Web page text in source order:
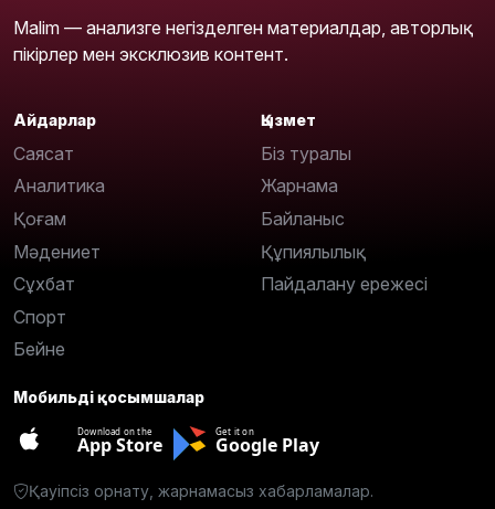
Malim — анализге негізделген материалдар, авторлық
пікірлер мен эксклюзив контент.
Айдарлар
Саясат
Аналитика
Қоғам
Мәдениет
Сұхбат
Спорт
Бейне
Қызмет
Біз туралы
Жарнама
Байланыс
Құпиялылық
Пайдалану ережесі
Мобильді қосымшалар
Download on the
App Store
Get it on
Google Play
Қауіпсіз орнату, жарнамасыз хабарламалар.